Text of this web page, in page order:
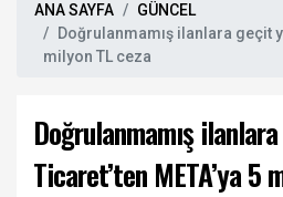
ANA SAYFA
GÜNCEL
Doğrulanmamış ilanlara geçit
milyon TL ceza
Doğrulanmamış
Ticaret’ten META’ya 5